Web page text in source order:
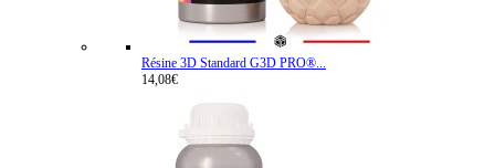
Résine 3D Standard G3D PRO®...
14,08€